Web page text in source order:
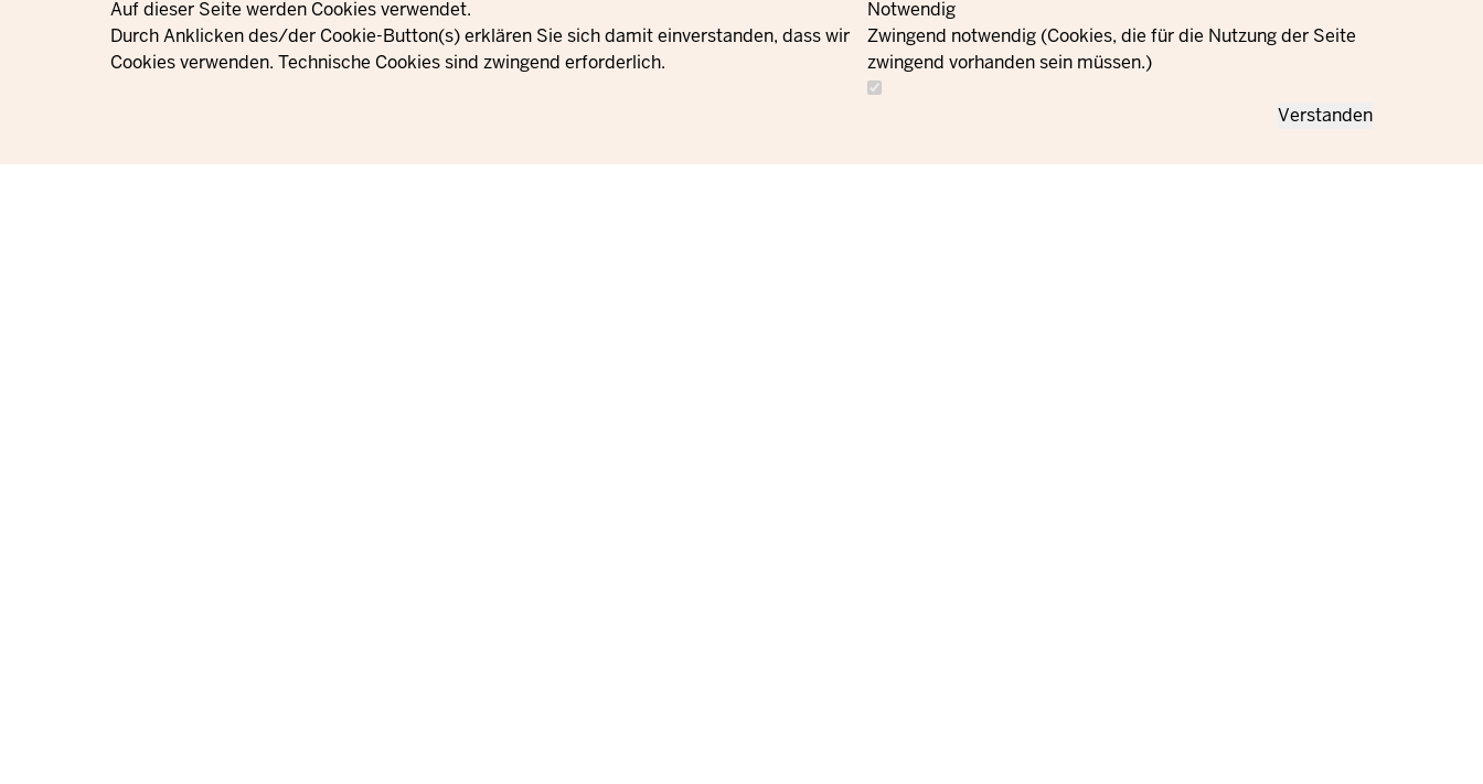
Privacy settingsAuf dieser Seite werden Cookies verwendet.
Durch Anklicken des/der Cookie-Button(s) erklären Sie sich damit einverstanden, dass wir
Cookies verwenden. Technische Cookies sind zwingend erforderlich.
Notwendig
Zwingend notwendig (Cookies, die für die Nutzung der Seite
zwingend vorhanden sein müssen.)
Verstanden